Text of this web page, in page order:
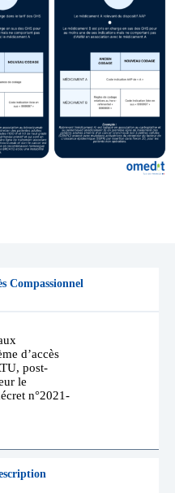
Compassionnel
d’accès
post-
le
n°2021-